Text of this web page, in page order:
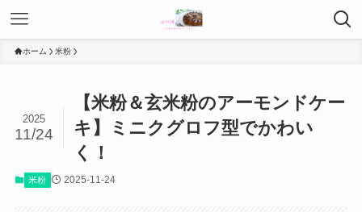
ホーム 米粉
【米粉＆玄米粉のアーモンドケー
キ】ミニクグロフ型でかわい
く！
2025
11/24
米粉 2025-11-24